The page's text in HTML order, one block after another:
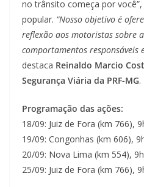
no trânsito começa por
popular. “Nosso objetivo é
reflexão aos motoristas sobre
comportamentos responsáveis
destaca Reinaldo Marcio
Segurança Viária da PRF-MG.
Programação das ações:
18/09: Juiz de Fora (km 766),
19/09: Congonhas (km 606),
20/09: Nova Lima (km 554),
25/09: Juiz de Fora (km 766),